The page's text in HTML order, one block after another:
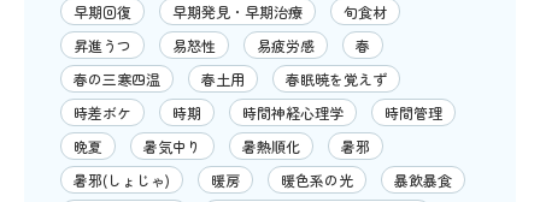
早期回復
早期発見・早期治療
旬食材
昇進うつ
易怒性 易疲労感
春
春の三寒四温
春土用
春眠暁を覚えず
時差ボケ
時期 時間神経心理学
時間管理
晩夏
暑気中り 暑熱順化
暑邪
暑邪(しょじゃ)
暖房 暖色系の光
暴飲暴食